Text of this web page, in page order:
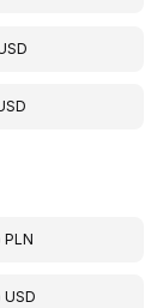
PLN
USD